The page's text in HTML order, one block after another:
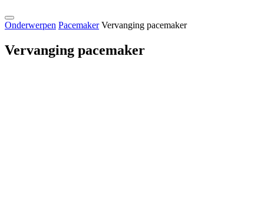
Onderwerpen Pacemaker Vervanging pacemaker
Vervanging pacemaker